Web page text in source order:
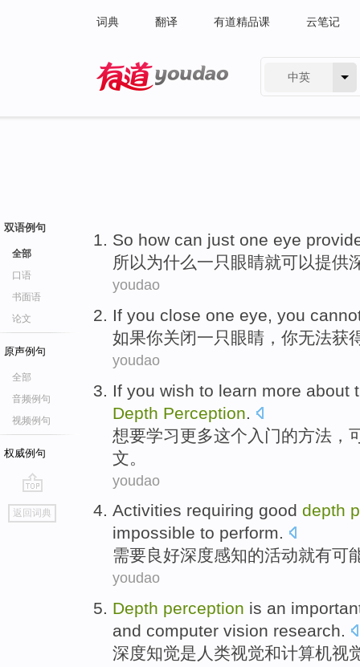
词典 翻译 有道精品课 云笔记
中英
双语例句
全部
口语
书面语
论文
原声例句
全部
音频例句
视频例句
权威例句
go
top
返回词典
So how can just one eye
所以为什么一只眼睛就可以提供
youdao
If you close one eye, you
如果你关闭一只眼睛 ，你无法获
youdao
If you wish to learn more about
Depth Perception
想要学习更多这个 入门的方法，
文。
youdao
Activities requiring good depth
impossible to perform.
需要良好深度感知的活动就有可
youdao
Depth perception is an
and computer vision research.
深度知觉是 人类视觉和计算机视